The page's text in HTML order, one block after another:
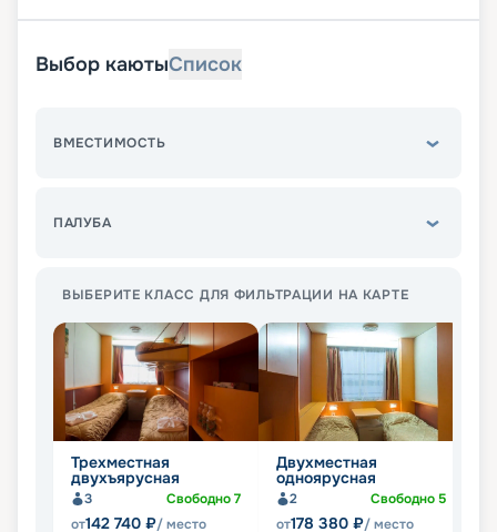
Выбор каютыСписок
ВМЕСТИМОСТЬ
ПАЛУБА
ВЫБЕРИТЕ КЛАСС ДЛЯ ФИЛЬТРАЦИИ НА КАРТЕ
Трехместная
двухъярусная
3 Свободно7
от142 740 ₽/ место
Двухместная
одноярусная
2 Свободно5
от178 380 ₽/ место